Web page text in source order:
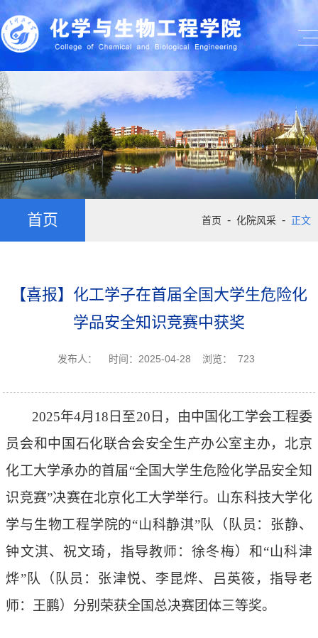
首页 首页 - 化院风采 - 正文
【喜报】化工学子在首届全国大学生危险化
学品安全知识竞赛中获奖
发布人： 时间：2025-04-28 浏览： 723
2025年4月18日 至20日，由中国化工学会工程委
员会和中国石化联合会安全生产办公室主办，北京
化工大学承办的首届“全国大学生危险化学品安全知
识竞赛”决赛在北京化工大学举行。 山东科技大学化
学与生物工程学院的“山科静淇”队（队员：张静、
钟文淇、祝文琦，指导教师：徐冬梅）和“山科津
烨”队（队员：张津悦、李昆烨、吕英筱，指导老
师：王鹏）分别荣获全国总决赛团体三等奖。